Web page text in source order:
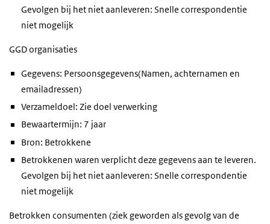
Gevolgen bij het niet aanleveren: Snelle correspondentie
niet mogelijk
GGD organisaties
Gegevens: Persoonsgegevens(Namen, achternamen en
emailadressen)
Verzameldoel: Zie doel verwerking
Bewaartermijn: 7 jaar
Bron: Betrokkene
Betrokkenen waren verplicht deze gegevens aan te leveren.
Gevolgen bij het niet aanleveren: Snelle correspondentie
niet mogelijk
Betrokken consumenten (ziek geworden als gevolg van de